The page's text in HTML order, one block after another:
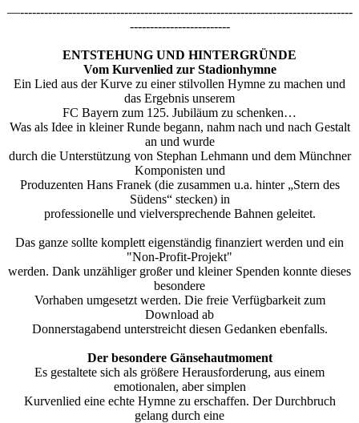
—-----------------------------------------------------------------------------------
-------------------------
ENTSTEHUNG UND HINTERGRÜNDE
Vom Kurvenlied zur Stadionhymne
Ein Lied aus der Kurve zu einer stilvollen Hymne zu machen und
das Ergebnis unserem
FC Bayern zum 125. Jubiläum zu schenken…
Was als Idee in kleiner Runde begann, nahm nach und nach Gestalt
an und wurde
durch die Unterstützung von Stephan Lehmann und dem Münchner
Komponisten und
Produzenten Hans Franek (die zusammen u.a. hinter „Stern des
Südens“ stecken) in
professionelle und vielversprechende Bahnen geleitet.
Das ganze sollte komplett eigenständig finanziert werden und ein
"Non-Profit-Projekt"
werden. Dank unzähliger großer und kleiner Spenden konnte dieses
besondere
Vorhaben umgesetzt werden. Die freie Verfügbarkeit zum
Download ab
Donnerstagabend unterstreicht diesen Gedanken ebenfalls.
Der besondere Gänsehautmoment
Es gestaltete sich als größere Herausforderung, aus einem
emotionalen, aber simplen
Kurvenlied eine echte Hymne zu erschaffen. Der Durchbruch
gelang durch eine